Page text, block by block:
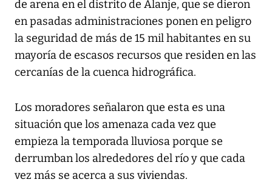
de arena en el distrito de Alanje, que se dieron
en pasadas administraciones ponen en peligro
la seguridad de más de 15 mil habitantes en su
mayoría de escasos recursos que residen en las
cercanías de la cuenca hidrográfica.
Los moradores señalaron que esta es una
situación que los amenaza cada vez que
empieza la temporada lluviosa porque se
derrumban los alrededores del río y que cada
vez más se acerca a sus viviendas.